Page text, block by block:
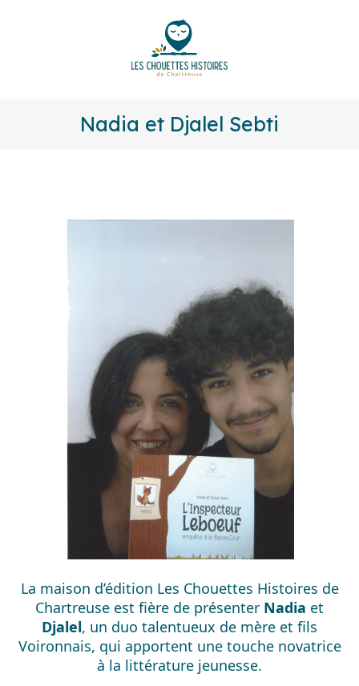
Nadia et Djalel Sebti
La maison d’édition Les Chouettes Histoires de
Chartreuse est fière de présenter Nadia et
Djalel, un duo talentueux de mère et fils
Voironnais, qui apportent une touche novatrice
à la littérature jeunesse.